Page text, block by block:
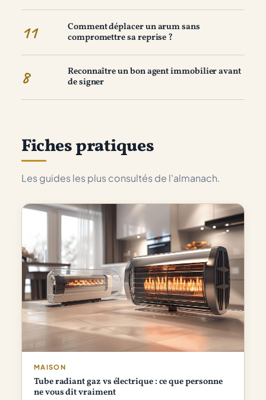
11
Comment déplacer un arum sans
compromettre sa reprise ?
8
Reconnaître un bon agent immobilier avant
de signer
Fiches pratiques
Les guides les plus consultés de l'almanach.
MAISON
Tube radiant gaz vs électrique : ce que personne
ne vous dit vraiment